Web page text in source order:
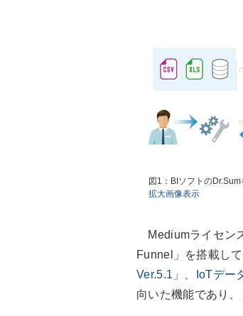
図1：BIソフトの
拡大画像表示
Mediumライセン
Funnel」を搭載し
Ver.5.1」、IoTデー
向いた機能であり